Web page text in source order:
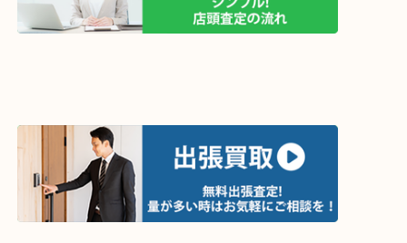
ライン査定始めました☆お友だち登録お願いしま
↓スマホでご覧頂いている方はこちらをタップ↓